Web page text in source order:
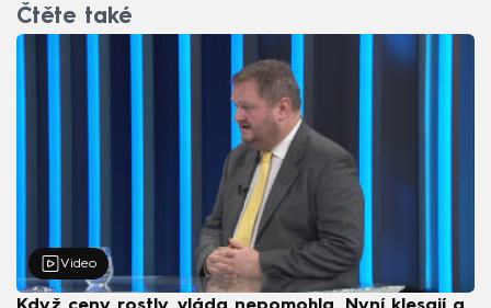
Čtěte také
Video